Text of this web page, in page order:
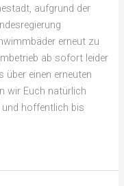
aufgrund der
erneut zu
ab sofort leider
einen erneuten
wir Euch natürlich
und hoffentlich bis